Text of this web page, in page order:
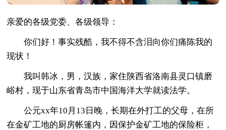
亲爱的各级党委、各级领导：
你们好！事实残酷，我不得不含泪向你们痛陈我的
现状！
我叫韩冰，男，汉族，家住陕西省洛南县灵口镇磨
峪村，现于山东省青岛市中国海洋大学就读法学。
公元xx年10月13日晚，长期在外打工的父母，在所
在金矿工地的厨房帐篷内，因保护金矿工地的保险柜，